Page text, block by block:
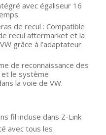
avec égaliseur 16
de recul : Compatible
recul aftermarket et la
grâce à l’adaptateur
de reconnaissance des
et le système
la voie de VW.
fil incluse dans Z-Link
avec tous les